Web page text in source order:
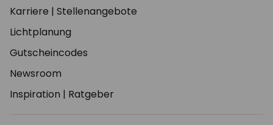
Karriere | Stellenangebote
Lichtplanung
Gutscheincodes
Newsroom
Inspiration | Ratgeber